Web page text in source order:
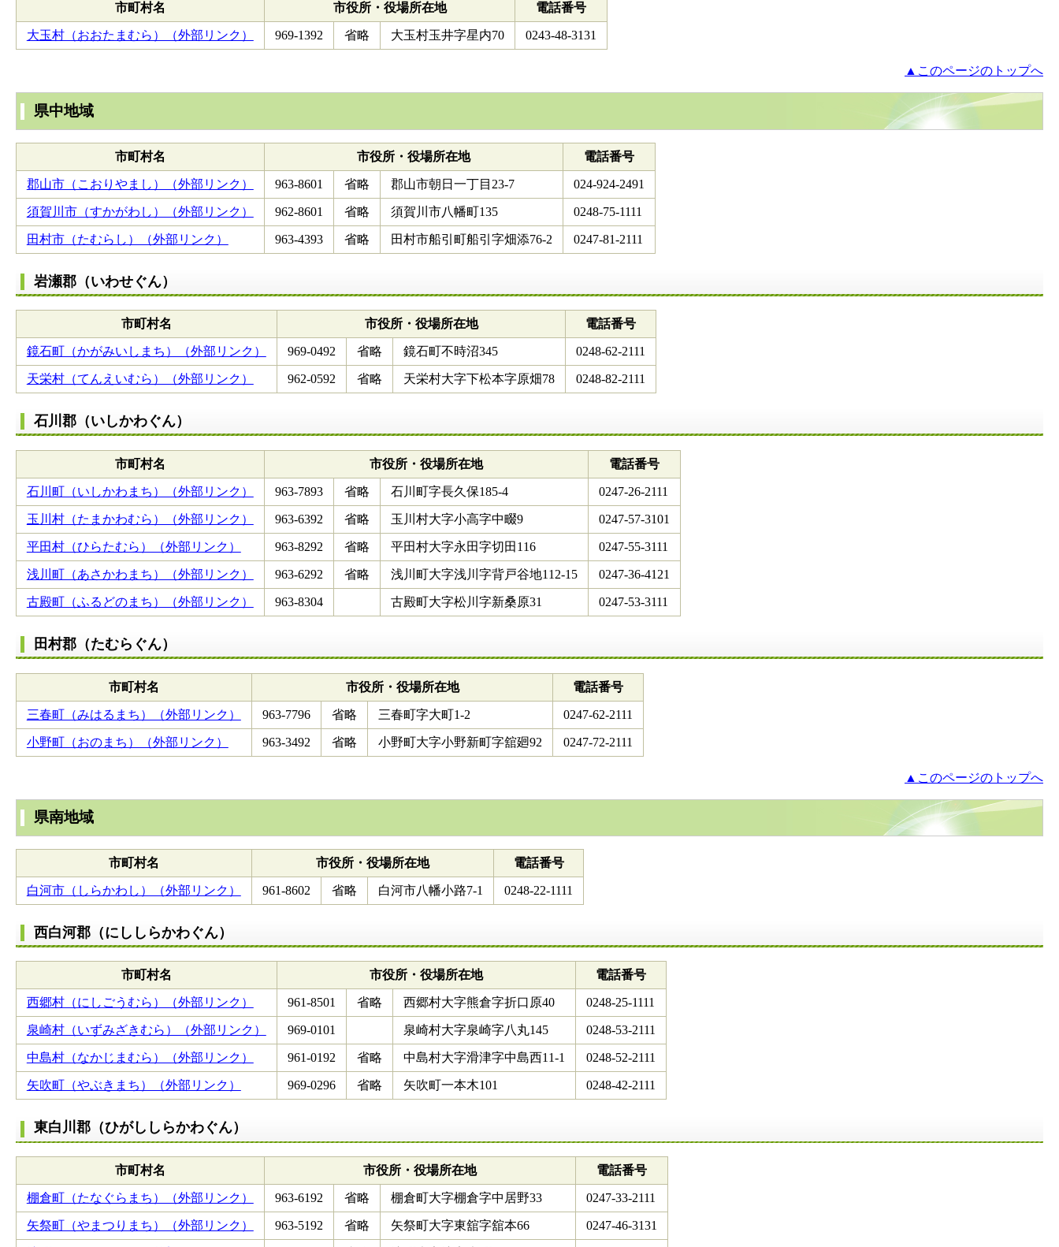
市町村名 市役所・役場所在地 電話番号
大玉村（おおたまむら）（外部リンク） 969-1392 省略 大玉村玉井字星内70 0243-48-3131
▲このページのトップへ
県中地域
市町村名 市役所・役場所在地 電話番号
郡山市（こおりやまし）（外部リンク） 963-8601 省略 郡山市朝日一丁目23-7 024-924-2491
須賀川市（すかがわし）（外部リンク） 962-8601 省略 須賀川市八幡町135 0248-75-1111
田村市（たむらし）（外部リンク） 963-4393 省略 田村市船引町船引字畑添76-2 0247-81-2111
岩瀬郡（いわせぐん）
市町村名 市役所・役場所在地 電話番号
鏡石町（かがみいしまち）（外部リンク） 969-0492 省略 鏡石町不時沼345 0248-62-2111
天栄村（てんえいむら）（外部リンク） 962-0592 省略 天栄村大字下松本字原畑78 0248-82-2111
石川郡（いしかわぐん）
市町村名 市役所・役場所在地 電話番号
石川町（いしかわまち）（外部リンク） 963-7893 省略 石川町字長久保185-4 0247-26-2111
玉川村（たまかわむら）（外部リンク） 963-6392 省略 玉川村大字小高字中畷9 0247-57-3101
平田村（ひらたむら）（外部リンク） 963-8292 省略 平田村大字永田字切田116 0247-55-3111
浅川町（あさかわまち）（外部リンク） 963-6292 省略 浅川町大字浅川字背戸谷地112-15 0247-36-4121
古殿町（ふるどのまち）（外部リンク） 963-8304 古殿町大字松川字新桑原31 0247-53-3111
田村郡（たむらぐん）
市町村名 市役所・役場所在地 電話番号
三春町（みはるまち）（外部リンク） 963-7796 省略 三春町字大町1-2 0247-62-2111
小野町（おのまち）（外部リンク） 963-3492 省略 小野町大字小野新町字舘廻92 0247-72-2111
▲このページのトップへ
県南地域
市町村名 市役所・役場所在地 電話番号
白河市（しらかわし）（外部リンク） 961-8602 省略 白河市八幡小路7-1 0248-22-1111
西白河郡（にししらかわぐん）
市町村名 市役所・役場所在地 電話番号
西郷村（にしごうむら）（外部リンク） 961-8501 省略 西郷村大字熊倉字折口原40 0248-25-1111
泉崎村（いずみざきむら）（外部リンク） 969-0101 泉崎村大字泉崎字八丸145 0248-53-2111
中島村（なかじまむら）（外部リンク） 961-0192 省略 中島村大字滑津字中島西11-1 0248-52-2111
矢吹町（やぶきまち）（外部リンク） 969-0296 省略 矢吹町一本木101 0248-42-2111
東白川郡（ひがししらかわぐん）
市町村名 市役所・役場所在地 電話番号
棚倉町（たなぐらまち）（外部リンク） 963-6192 省略 棚倉町大字棚倉字中居野33 0247-33-2111
矢祭町（やまつりまち）（外部リンク） 963-5192 省略 矢祭町大字東舘字舘本66 0247-46-3131